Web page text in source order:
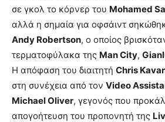
σε γκολ το κόρνερ του Mohamed
αλλά η σημαία για οφσάιντ
Andy Robertson, ο οποίος
τερματοφύλακα της Man City,
Η απόφαση του διαιτητή Chris
στη συνέχεια από τον Video
Michael Oliver, γεγονός που
απογοήτευση του προπονητή της